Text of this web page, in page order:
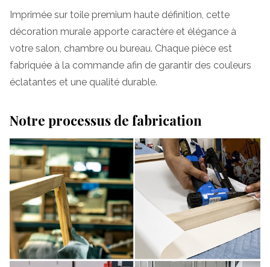
Imprimée sur toile premium haute définition, cette
décoration murale apporte caractère et élégance à
votre salon, chambre ou bureau. Chaque pièce est
fabriquée à la commande afin de garantir des couleurs
éclatantes et une qualité durable.
Notre processus de fabrication